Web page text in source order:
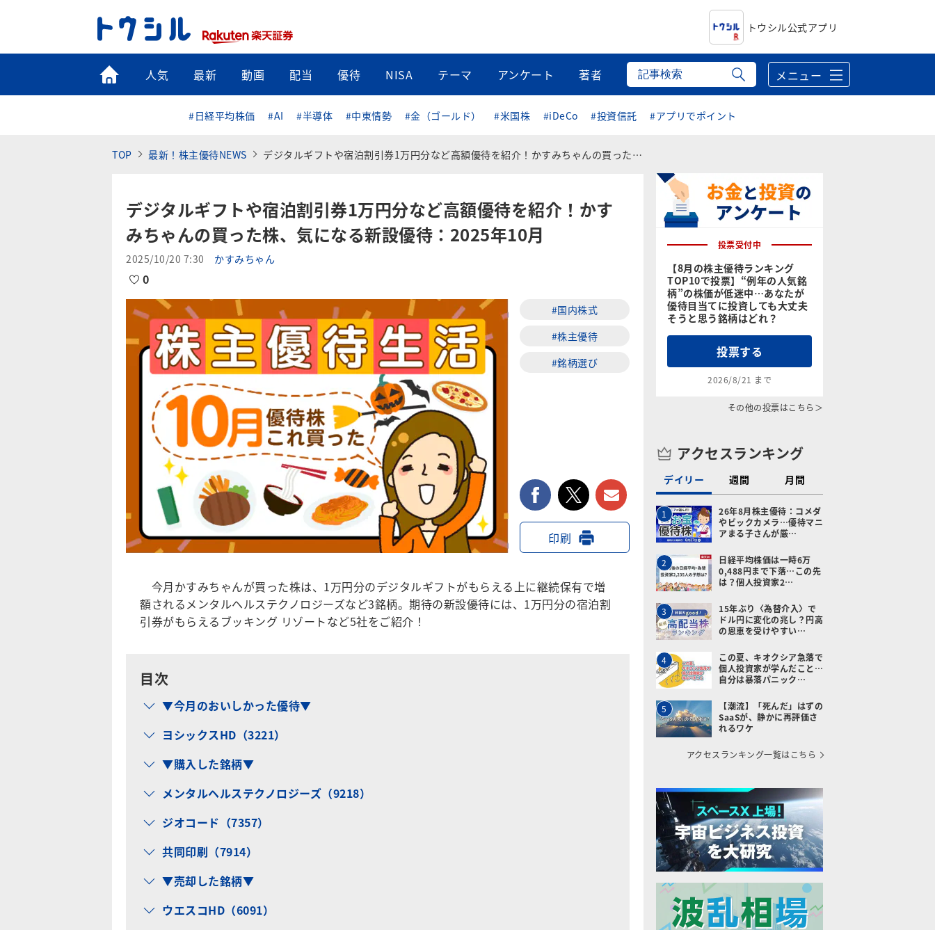
トウシル公式アプリ
トップ
人気 最新 動画 配当 優待 NISA テーマ アンケート 著者 メニュー
#日経平均株価 #AI #半導体 #中東情勢 #金（ゴールド） #米国株 #iDeCo #投資信託 #アプリでポイント
TOP 最新！株主優待NEWS デジタルギフトや宿泊割引券1万円分など高額優待を紹介！かすみちゃんの買った株、気になる新設優待：2025年10月
デジタルギフトや宿泊割引券1万円分など高額優待を紹介！かす
みちゃんの買った株、気になる新設優待：2025年10月
2025/10/20 7:30 かすみちゃん
0
#国内株式
#株主優待
#銘柄選び
facebooktwitter メールで送る
印刷
今月かすみちゃんが買った株は、1万円分のデジタルギフトがもらえる上に継続保有で増
額されるメンタルヘルステクノロジーズなど3銘柄。期待の新設優待には、1万円分の宿泊割
引券がもらえるブッキング リゾートなど5社をご紹介！
目次
▼今月のおいしかった優待▼
ヨシックスHD（3221）
▼購入した銘柄▼
メンタルヘルステクノロジーズ（9218）
ジオコード（7357）
共同印刷（7914）
▼売却した銘柄▼
ウエスコHD（6091）
投票受付中
【8月の株主優待ランキング
TOP10で投票】“例年の人気銘
柄”の株価が低迷中…あなたが
優待目当てに投資しても大丈夫
そうと思う銘柄はどれ？
投票する
2026/8/21 まで
その他の投票はこちら＞
アクセスランキング
デイリー 週間 月間
1
26年8月株主優待：コメダ
やビックカメラ…優待マニ
アまる子さんが厳…
2
日経平均株価は一時6万
0,488円まで下落…この先
は？個人投資家2…
3
15年ぶり〈為替介入〉で
ドル円に変化の兆し？円高
の恩恵を受けやすい…
4
この夏、キオクシア急落で
個人投資家が学んだこと…
自分は暴落パニック…
5
【潮流】「死んだ」はずの
SaaSが、静かに再評価さ
れるワケ
アクセスランキング一覧はこちら